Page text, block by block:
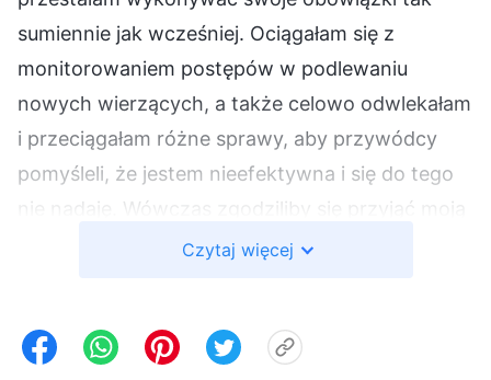
sumiennie jak wcześniej. Ociągałam się z
monitorowaniem postępów w podlewaniu
nowych wierzących, a także celowo odwlekałam
i przeciągałam różne sprawy, aby przywódcy
pomyśleli, że jestem nieefektywna i się do tego
nie nadaję. Wówczas zgodziliby się przyjąć moją
rezygnację. W tamtym czasie Chen Lu
zaznajomić się z sytuacją, aby przejąć jej
Czytaj więcej